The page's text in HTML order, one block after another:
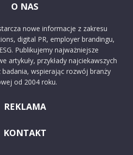
O NAS
nowe informacje z zakresu
digital PR, employer brandingu,
Publikujemy najważniejsze
artykuły, przykłady najciekawszych
wspierając rozwój branży
od 2004 roku.
REKLAMA
KONTAKT